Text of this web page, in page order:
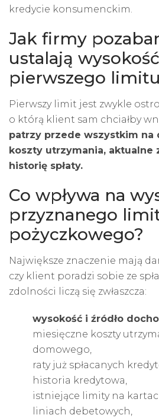
kredycie konsumenckim.
Jak firmy
ustalają wysokość
pierwszego
Pierwszy limit jest zwykle
o którą klient sam chciałby
patrzy przede wszystkim na
koszty utrzymania, aktualne
historię spłaty.
Co wpływa na
przyznanego
pożyczkowego?
Największe znaczenie mają
czy klient poradzi sobie ze
zdolności liczą się zwłaszcza:
wysokość i źródło
miesięczne koszty
domowego,
raty już spłacanych
historia kredytowa,
istniejące limity na
liniach debetowych,